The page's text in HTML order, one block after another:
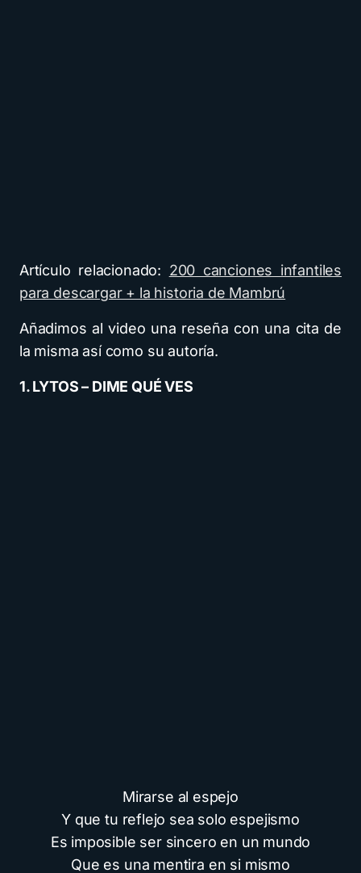
Artículo relacionado: 200 canciones infantiles
para descargar + la historia de Mambrú
Añadimos al video una reseña con una cita de
la misma así como su autoría.
1. LYTOS – DIME QUÉ VES
Mirarse al espejo
Y que tu reflejo sea solo espejismo
Es imposible ser sincero en un mundo
Que es una mentira en si mismo